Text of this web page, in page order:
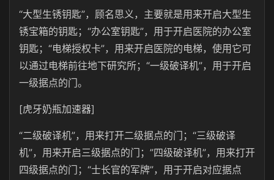
“大型生锈钥匙”，顾名思义，主要就是用来开启大型生
锈宝箱的钥匙；“办公室钥匙”，用于开启医院的办公室
钥匙；“电梯授权卡”，用来开启医院的电梯，使用它可
以通过电梯前往地下研究所；“一级破译机”，用于开启
一级据点的门。
[虎牙奶瓶加速器]
“二级破译机”，用来打开二级据点的门；“三级破译
机”，用来开启三级据点的门；”四级破译机”，用来打开
四级据点的门；“士长官的军牌”，用于开启对应据点